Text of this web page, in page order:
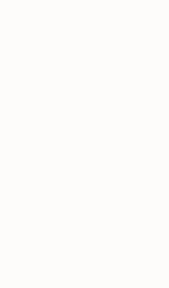
kan få ytterligare
kan du besöka